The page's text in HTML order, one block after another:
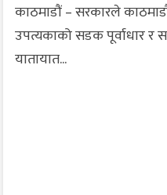
काठमाडौं – सरकारले
उपत्यकाको सडक पूर्वाधार र
यातायात...